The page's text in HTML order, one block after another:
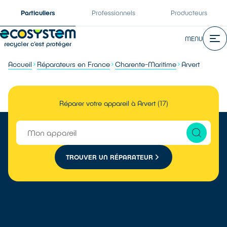
Particuliers Professionnels Producteurs
MENU
Accueil Réparateurs en France Charente-Maritime Arvert
Réparer votre appareil à Arvert (17)
TROUVER UN RÉPARATEUR